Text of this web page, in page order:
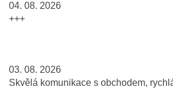
04. 08. 2026
+++
03. 08. 2026
Skvělá komunikace s obchodem,